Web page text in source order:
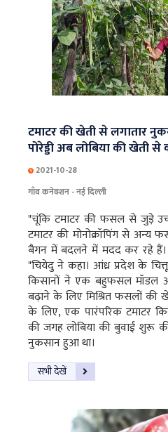
टमाटर की खेती से लगातार
पोरेड्डी अब लोबिया की खेती
2021-10-28
गाँव कनेक्शन - नई दिल्ली
"चूंकि टमाटर की फसल से जुड़े
टमाटर की मोनोक्रॉपिंग से
बैगन में बदलने में मदद कर रहे
"चियेदु ने कहा। आंध्र प्रदेश के
किसानों ने एक बहुफसल मॉडल
बढ़ाने के लिए मिश्रित फसलों की
के लिए, एक पारंपरिक टमाटर
की जगह लोबिया की बुवाई शुरू
नुकसान हुआ था।
सभी देखें